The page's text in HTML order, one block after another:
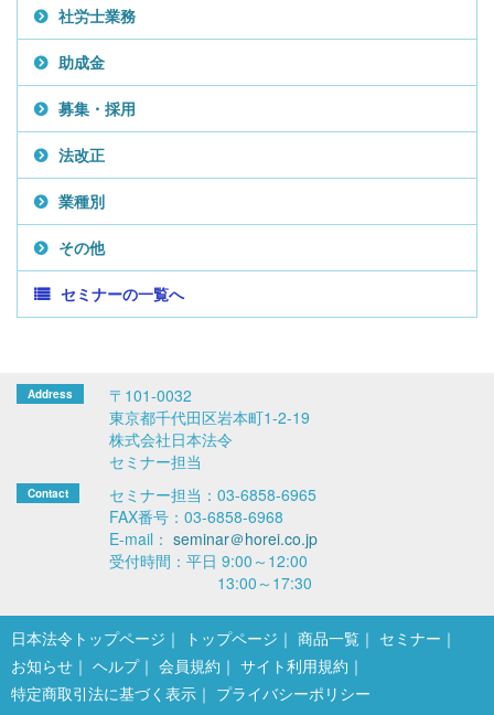
社労士業務
助成金
募集・採用
法改正
業種別
その他
セミナーの一覧へ
〒101-0032
東京都千代田区岩本町1-2-19
株式会社日本法令
セミナー担当
セミナー担当：03-6858-6965
FAX番号：03-6858-6968
E-mail： seminar＠horei.co.jp
受付時間：平日 9:00～12:00
13:00～17:30
日本法令トップページ トップページ 商品一覧
セミナー
お知らせ
ヘルプ 会員規約
サイト利用規約
特定商取引法に基づく表示
プライバシーポリシー